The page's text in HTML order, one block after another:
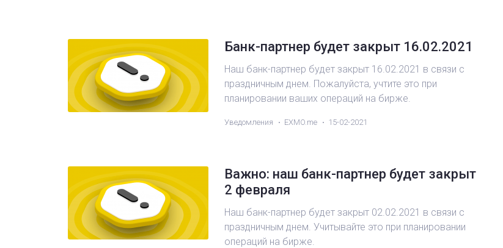
Банк-партнер будет закрыт 16.02.2021
Наш банк-партнер будет закрыт 16.02.2021 в связи с
праздничным днем. Пожалуйста, учтите это при
планировании ваших операций на бирже.
Уведомления EXMO.me 15-02-2021
Важно: наш банк-партнер будет закрыт
2 февраля
Наш банк-партнер будет закрыт 02.02.2021 в связи с
праздничным днем. Учитывайте это при планировании
операций на бирже.